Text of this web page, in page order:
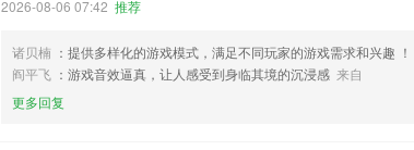
2026-08-06 07:42 推荐
诸贝楠 ：提供多样化的游戏模式，满足不同玩家的游戏需求和兴趣 ！
阎平飞 ：游戏音效逼真，让人感受到身临其境的沉浸感 来自
更多回复